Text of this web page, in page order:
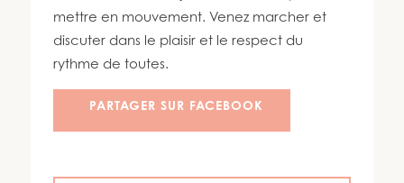
450 447-3576
mettre en mouvement. Venez marcher et
discuter dans le plaisir et le respect du
rythme de toutes.
PARTAGER SUR FACEBOOK